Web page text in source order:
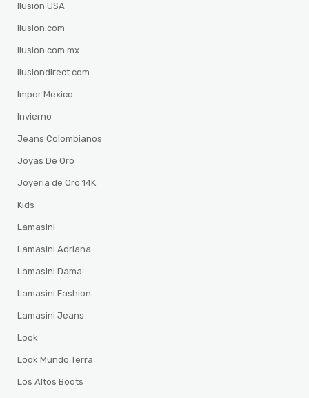
Ilusion USA
ilusion.com
ilusion.com.mx
ilusiondirect.com
Impor Mexico
Invierno
Jeans Colombianos
Joyas De Oro
Joyeria de Oro 14K
Kids
Lamasini
Lamasini Adriana
Lamasini Dama
Lamasini Fashion
Lamasini Jeans
Look
Look Mundo Terra
Los Altos Boots